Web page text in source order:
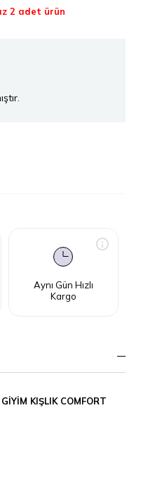
2 adet ürün
Aynı Gün Hızlı
Kargo
KIŞLIK COMFORT